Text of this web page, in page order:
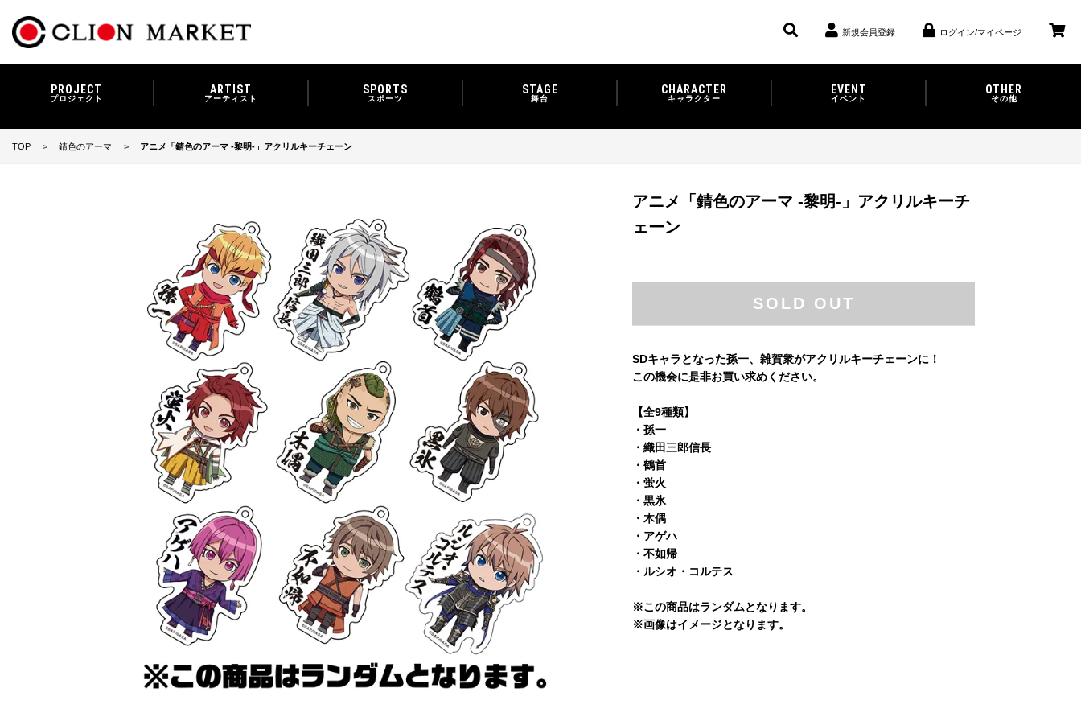
新規会員登録 ログイン/マイページ
PROJECT
プロジェクト
ARTIST
アーティスト
SPORTS
スポーツ
STAGE
舞台
CHARACTER
キャラクター
EVENT
イベント
OTHER
その他
TOP 錆色のアーマ アニメ「錆色のアーマ -黎明-」アクリルキーチェーン
アニメ「錆色のアーマ -黎明-」アクリルキーチ
ェーン
SOLD OUT
SDキャラとなった孫一、雑賀衆がアクリルキーチェーンに！
この機会に是非お買い求めください。
【全9種類】
・孫一
・織田三郎信長
・鶴首
・蛍火
・黒氷
・木偶
・アゲハ
・不如帰
・ルシオ・コルテス
※この商品はランダムとなります。
※画像はイメージとなります。